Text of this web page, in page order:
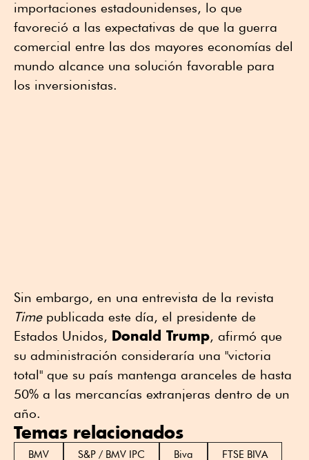
importaciones estadounidenses, lo que
favoreció a las expectativas de que la guerra
comercial entre las dos mayores economías del
mundo alcance una solución favorable para
los inversionistas.
Sin embargo, en una entrevista de la revista
Timepublicada este día, el presidente de
Estados Unidos, Donald Trump, afirmó que
su administración consideraría una "victoria
total" que su país mantenga aranceles de hasta
50% a las mercancías extranjeras dentro de un
año.
Temas relacionados
BMV S&P / BMV IPC Biva FTSE BIVA